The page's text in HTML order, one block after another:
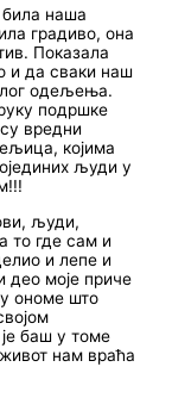
била наша
градиво, она
Показала
и да сваки наш
одељења.
подршке
вредни
којима
људи у
људи,
то где сам и
и лепе и
део моје приче
ономе што
баш у томе
нам враћа